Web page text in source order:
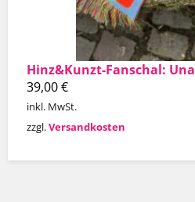
Hinz&Kunzt-Fanschal:
39,00€
inkl. MwSt.
zzgl.Versandkosten